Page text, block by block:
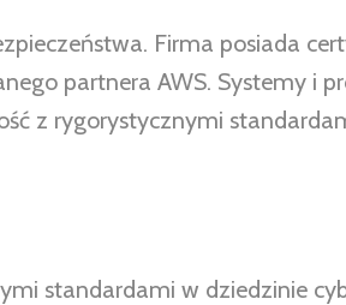
Firma posiada
partnera AWS. Systemy i
z rygorystycznymi
standardami w dziedzinie